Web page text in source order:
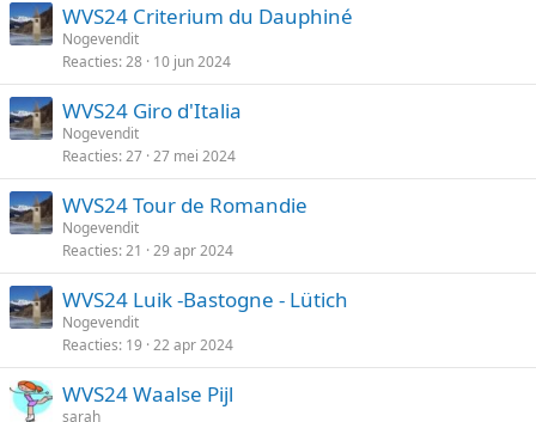
WVS24 Criterium du Dauphiné
Nogevendit
Reacties 28 10 jun 2024
WVS24 Giro d'Italia
Nogevendit
Reacties 27 27 mei 2024
WVS24 Tour de Romandie
Nogevendit
Reacties 21 29 apr 2024
WVS24 Luik -Bastogne - Lütich
Nogevendit
Reacties 19 22 apr 2024
WVS24 Waalse Pijl
sarah